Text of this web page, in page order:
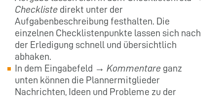
Checkliste direkt unter der
Aufgabenbeschreibung festhalten. Die
einzelnen Checklistenpunkte lassen sich nach
der Erledigung schnell und übersichtlich
abhaken.
In dem Eingabefeld → Kommentare ganz
unten können die Plannermitglieder
Nachrichten, Ideen und Probleme zu der